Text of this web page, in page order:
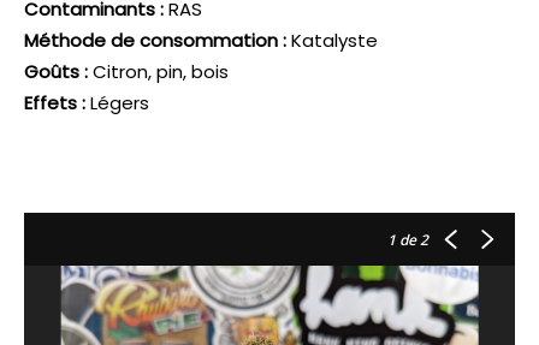
Contaminants :RAS
Méthode de consommation :Katalyste
Goûts :Citron, pin, bois
Effets :Légers
1 de 2